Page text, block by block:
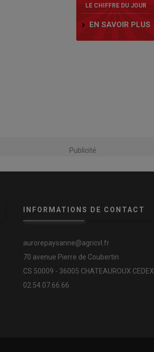
LE CHIFFRE DU JOUR
EN SAVOIR PLUS
Publicité
INFORMATIONS DE CONTACT
aurorepaysanne@agricvl.fr
70 avenue Pierre de Coubertin
CS 50009 - 36005 CHATEAUROUX CEDEX
02.54.07.66.66